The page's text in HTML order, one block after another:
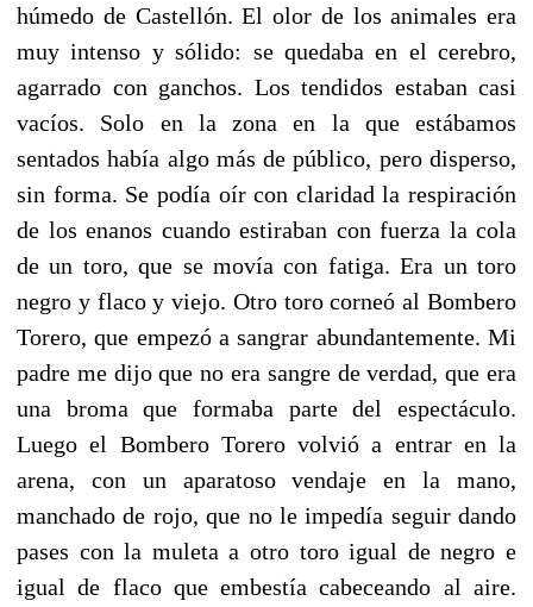
húmedo de Castellón. El olor de los animales era
muy intenso y sólido: se quedaba en el cerebro,
agarrado con ganchos. Los tendidos estaban casi
vacíos. Solo en la zona en la que estábamos
sentados había algo más de público, pero disperso,
sin forma. Se podía oír con claridad la respiración
de los enanos cuando estiraban con fuerza la cola
de un toro, que se movía con fatiga. Era un toro
negro y flaco y viejo. Otro toro corneó al Bombero
Torero, que empezó a sangrar abundantemente. Mi
padre me dijo que no era sangre de verdad, que era
una broma que formaba parte del espectáculo.
Luego el Bombero Torero volvió a entrar en la
arena, con un aparatoso vendaje en la mano,
manchado de rojo, que no le impedía seguir dando
pases con la muleta a otro toro igual de negro e
igual de flaco que embestía cabeceando al aire.